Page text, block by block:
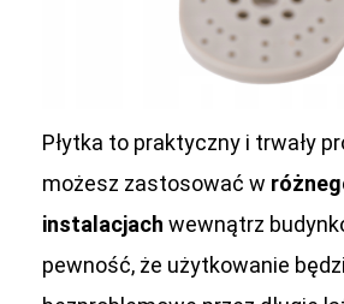
Płytka to praktyczny i trwały
możesz zastosować w
instalacjach wewnątrz
pewność, że użytkowanie